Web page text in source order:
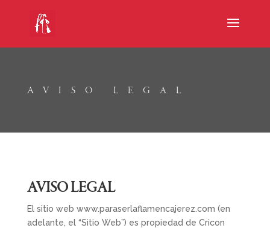
AVISO LEGAL
AVISO LEGAL
El sitio web www.paraserlaflamencajerez.com (en
adelante, el “Sitio Web”) es propiedad de Cricon